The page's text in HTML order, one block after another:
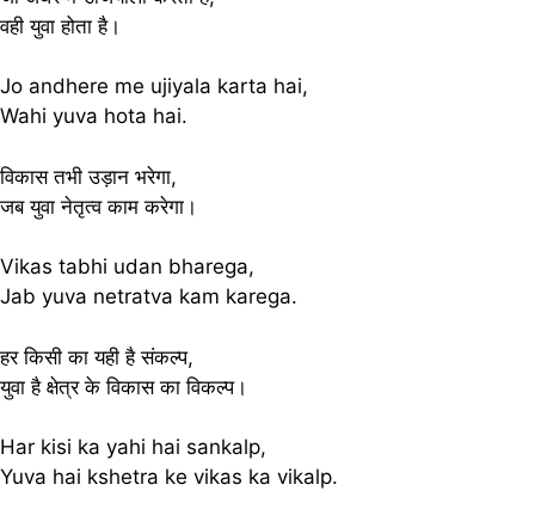
वही युवा होता है।
Jo andhere me ujiyala karta hai,
Wahi yuva hota hai.
विकास तभी उड़ान भरेगा,
जब युवा नेतृत्व काम करेगा।
Vikas tabhi udan bharega,
Jab yuva netratva kam karega.
हर किसी का यही है संकल्प,
युवा है क्षेत्र के विकास का विकल्प।
Har kisi ka yahi hai sankalp,
Yuva hai kshetra ke vikas ka vikalp.